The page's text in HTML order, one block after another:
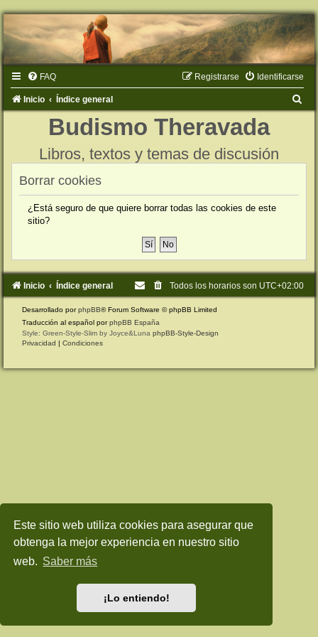
Este sitio web utiliza cookies para asegurar que
obtenga la mejor experiencia en nuestro sitio
web. Saber más
¡Lo entiendo!
FAQ Identificarse
Registrarse
Inicio Índice general
Budismo Theravada
Libros, textos y temas de discusión
Borrar cookies
¿Está seguro de que quiere borrar todas las cookies de este
sitio?
Inicio Índice general Todos los horarios son UTC+02:00
Desarrollado porphpBB® Forum Software © phpBB Limited
Traducción al español porphpBB España
Style: Green-Style-Slim by Joyce&Luna phpBB-Style-Design
Privacidad | Condiciones